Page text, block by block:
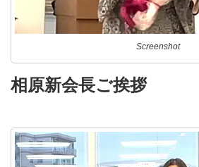
Screenshot
相原新会長ご挨拶